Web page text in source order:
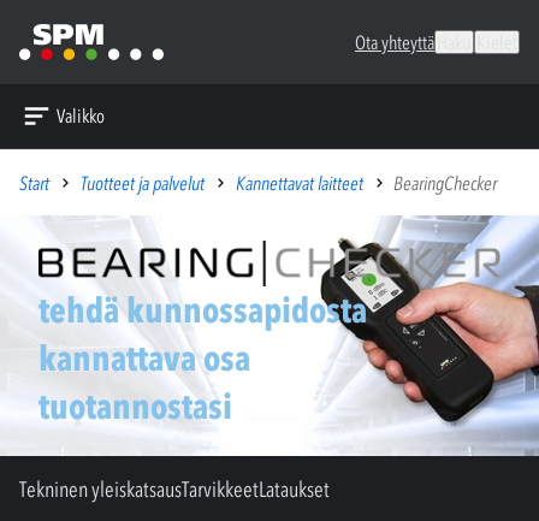
Ota yhteyttä
Valikko
Start Tuotteet ja palvelut Kannettavat laitteet BearingChecker
tehdä kunnossapidosta
kannattava osa
tuotannostasi
Tekninen yleiskatsausTarvikkeetLataukset